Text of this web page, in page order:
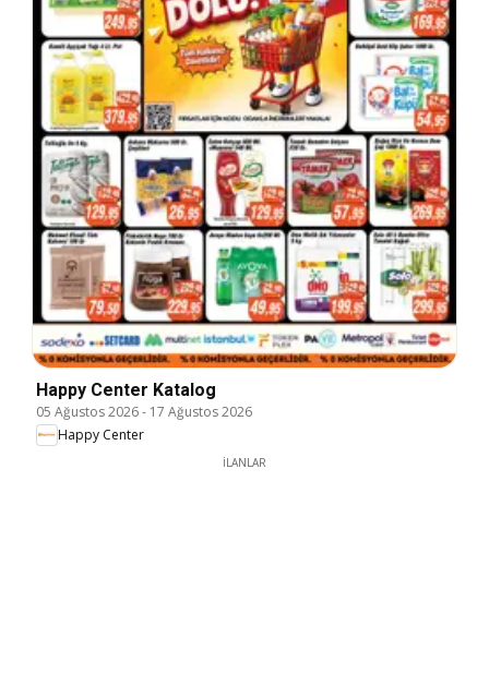
Happy Center Katalog
05 Ağustos 2026- 17 Ağustos 2026
Happy Center
İLANLAR